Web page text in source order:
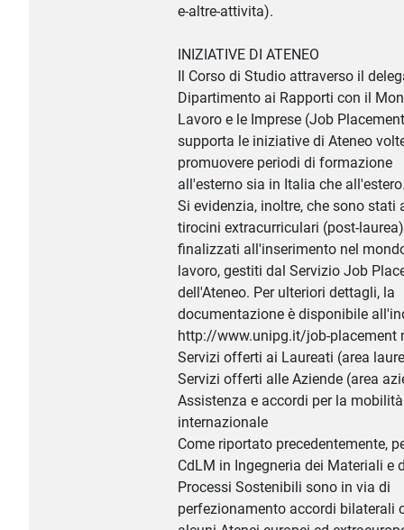
e-altre-attivita).
INIZIATIVE DI ATENEO
Il Corso di Studio attraverso il
Dipartimento ai Rapporti con il
Lavoro e le Imprese (Job
supporta le iniziative di Ateneo
promuovere periodi di formazione
all'esterno sia in Italia che
Si evidenzia, inoltre, che sono stati
tirocini extracurriculari (post-laurea)
finalizzati all'inserimento nel
lavoro, gestiti dal Servizio Job
dell'Ateneo. Per ulteriori dettagli, la
documentazione è disponibile
http://www.unipg.it/job-placement
Servizi offerti ai Laureati (area
Servizi offerti alle Aziende (area
Assistenza e accordi per la mobilità
internazionale
Come riportato precedentemente,
CdLM in Ingegneria dei Materiali e
Processi Sostenibili sono in via di
perfezionamento accordi bilaterali